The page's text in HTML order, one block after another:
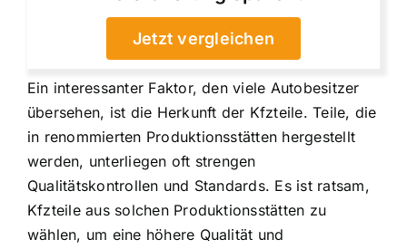
Jetzt vergleichen
Ein interessanter Faktor, den viele Autobesitzer
übersehen, ist die Herkunft der Kfzteile. Teile, die
in renommierten Produktionsstätten hergestellt
werden, unterliegen oft strengen
Qualitätskontrollen und Standards. Es ist ratsam,
Kfzteile aus solchen Produktionsstätten zu
wählen, um eine höhere Qualität und